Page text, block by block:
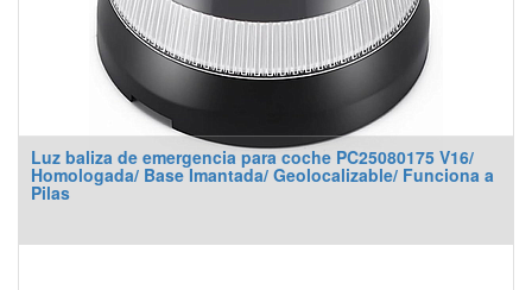
Luz baliza de emergencia para coche PC25080175 V16/
Homologada/ Base Imantada/ Geolocalizable/ Funciona a
Pilas